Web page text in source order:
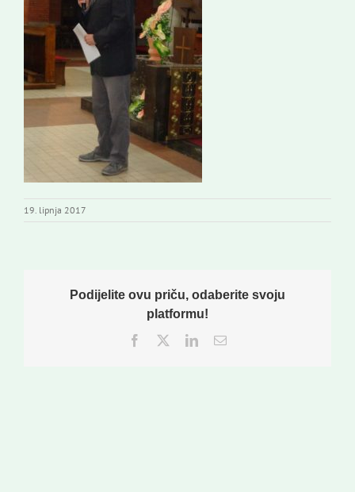
19. lipnja 2017
Podijelite ovu priču, odaberite svoju
platformu!
Facebook
TwitterLinkedInEmail: